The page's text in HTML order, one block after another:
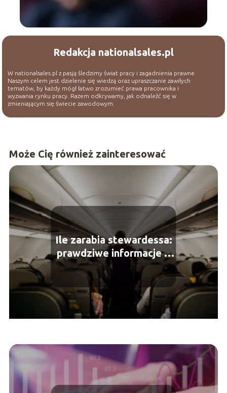
Redakcja nationalsales.pl
W nationalsales.pl z pasją śledzimy świat pracy i zagadnienia prawne.
Naszym celem jest dzielenie się wiedzą oraz upraszczanie zawiłych
tematów, by każdy mógł łatwo zrozumieć prawa pracownika i
wyzwania rynku pracy. Razem odkrywamy, jak odnaleźć się w
zmieniającym się świecie zawodowym.
Może Cię również zainteresować
Ile zarabia stewardessa:
prawdziwe informacje o
wynagrodzeniu